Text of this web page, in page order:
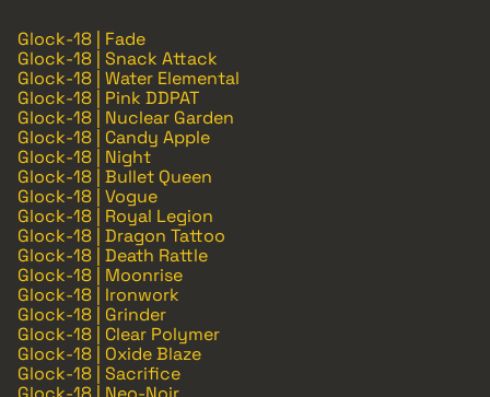
Glock-18 | Fade
Glock-18 | Snack Attack
Glock-18 | Water Elemental
Glock-18 | Pink DDPAT
Glock-18 | Nuclear Garden
Glock-18 | Candy Apple
Glock-18 | Night
Glock-18 | Bullet Queen
Glock-18 | Vogue
Glock-18 | Royal Legion
Glock-18 | Dragon Tattoo
Glock-18 | Death Rattle
Glock-18 | Moonrise
Glock-18 | Ironwork
Glock-18 | Grinder
Glock-18 | Clear Polymer
Glock-18 | Oxide Blaze
Glock-18 | Sacrifice